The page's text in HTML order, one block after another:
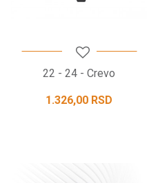
22 - 24 - Crevo
1.326,00 RSD